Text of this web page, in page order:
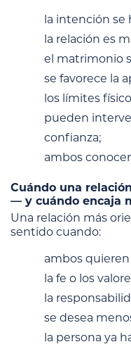
la intención se
la relación es
el matrimonio
se favorece la
los límites
pueden
confianza;
ambos
Cuándo una
— y cuándo encaja
Una relación más
sentido cuando:
ambos
la fe o los
la
se desea
la persona ya